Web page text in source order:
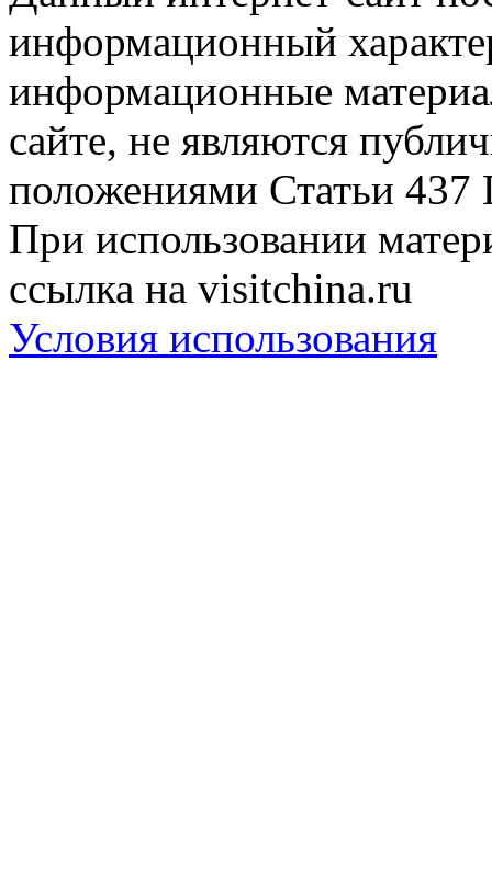
информационный
информационные
сайте, не являются
положениями Статьи 437
При использовании
ссылка на visitchina.ru
Условия использования